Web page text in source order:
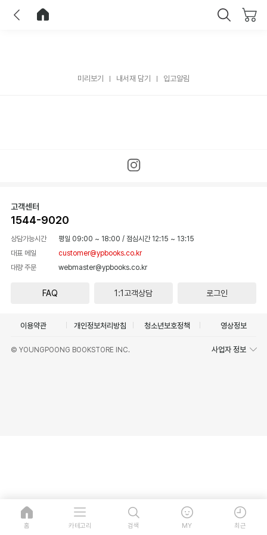
미리보기 내서재 담기 입고알림
고객센터
1544-9020
상담가능시간 평일 09:00 ~ 18:00 / 점심시간 12:15 ~ 13:15
대표 메일
customer@ypbooks.co.kr
대량 주문
webmaster@ypbooks.co.kr
FAQ 1:1고객상담 로그인
이용약관 개인정보처리방침 청소년보호정책 영상정보
© YOUNGPOONG BOOKSTORE INC. 사업자 정보
홈 카테고리 검색 MY 최근